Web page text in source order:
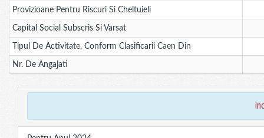
Provizioane Pentru Riscuri Si Cheltuieli
Capital Social Subscris Si Varsat
Tipul De Activitate, Conform Clasificarii Caen Din
Nr. De Angajati